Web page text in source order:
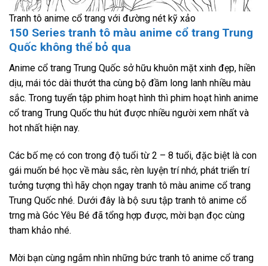
Tranh tô anime cổ trang với đường nét kỹ xảo
150 Series tranh tô màu anime cổ trang Trung
Quốc không thể bỏ qua
Anime cổ trang Trung Quốc sở hữu khuôn mặt xinh đẹp, hiền
dịu, mái tóc dài thướt tha cùng bộ đầm long lanh nhiều màu
sắc. Trong tuyển tập phim hoạt hình thì phim hoạt hình anime
cổ trang Trung Quốc thu hút được nhiều người xem nhất và
hot nhất hiện nay.
Các bố mẹ có con trong độ tuổi từ 2 – 8 tuổi, đặc biệt là con
gái muốn bé học về màu sắc, rèn luyện trí nhớ, phát triển trí
tưởng tượng thì hãy chọn ngay tranh tô màu anime cổ trang
Trung Quốc nhé. Dưới đây là bộ sưu tập tranh tô anime cổ
trng mà Góc Yêu Bé đã tổng hợp được, mời bạn đọc cùng
tham khảo nhé.
Mời bạn cùng ngắm nhìn những bức tranh tô anime cổ trang